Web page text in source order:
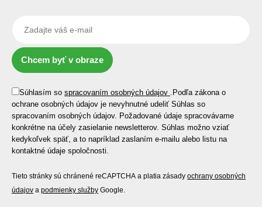
Chcem byť v obraze
Súhlasím so spracovaním osobných údajov . Podľa zákona o
ochrane osobných údajov je nevyhnutné udeliť Súhlas so
spracovaním osobných údajov. Požadované údaje spracovávame
konkrétne na účely zasielanie newsletterov. Súhlas možno vziať
kedykoľvek späť, a to napríklad zaslaním e-mailu alebo listu na
kontaktné údaje spoločnosti.
Tieto stránky sú chránené reCAPTCHA a platia zásady ochrany osobných
údajov a podmienky služby Google.